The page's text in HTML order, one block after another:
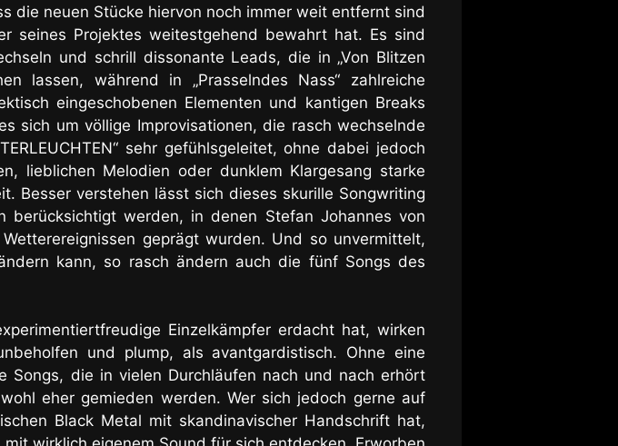
die neuen Stücke hiervon noch immer weit entfernt sind
seines Projektes weitestgehend bewahrt hat. Es sind
und schrill dissonante Leads, die in „Von Blitzen
lassen, während in „Prasselndes Nass“ zahlreiche
eingeschobenen Elementen und kantigen Breaks
sich um völlige Improvisationen, die rasch wechselnde
sehr gefühlsgeleitet, ohne dabei jedoch
lieblichen Melodien oder dunklem Klargesang starke
Besser verstehen lässt sich dieses skurille Songwriting
werden, in denen Stefan Johannes von
geprägt wurden. Und so unvermittelt,
kann, so rasch ändern auch die fünf Songs des
Einzelkämpfer erdacht hat, wirken
und plump, als avantgardistisch. Ohne eine
Songs, die in vielen Durchläufen nach und nach erhört
eher gemieden werden. Wer sich jedoch gerne auf
Black Metal mit skandinavischer Handschrift hat,